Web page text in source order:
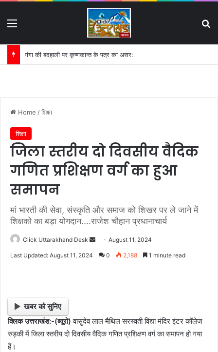
इमलीखेड़ा में जल खंडित होने पर भड़के कांवड़िए:
Home /शिक्षा
शिक्षा
जिला स्तरीय दो दिवसीय वैदिक
गणित प्रशिक्षण वर्ग का हुआ
समापन
मां भारती की सेवा, संस्कृति और समाज को शिखर पर ले जाने में
शिक्षको का बड़ा योगदान....राजेश चौहान प्रधानाचार्य
Click Uttarakhand Desk
m
a
August 11, 2024
Last Updated: August 11, 2024 0 2,188 1 minute read
खबर को सुनिए
क्लिक उत्तराखंड:-(ब्यूरो) वासुदेव लाल मैथिल सरस्वती विद्या मंदिर इंटर कॉलेज
रुड़की में जिला स्तरीय दो दिवसीय वैदिक गणित प्रशिक्षण वर्ग का समापन हो गया
हैं।